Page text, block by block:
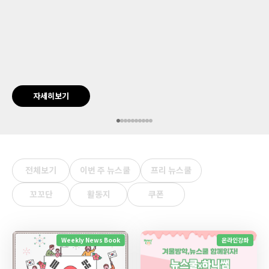
자세히보기
전체보기 이번 주 뉴스쿨
프리 뉴스쿨
꼬꼬단
활동지 쿠폰
Weekly News Book 온라인강좌